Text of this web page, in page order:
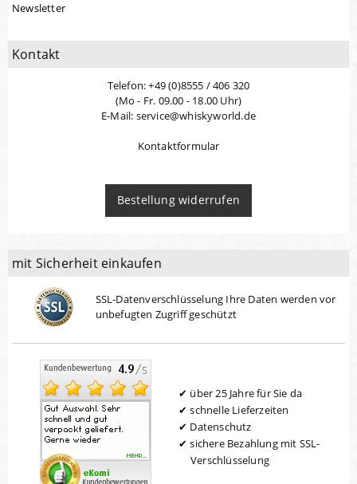
Newsletter
Kontakt
Telefon: +49 (0)8555 / 406 320
(Mo - Fr. 09.00 - 18.00 Uhr)
E-Mail: service@whiskyworld.de
Kontaktformular
Bestellung widerrufen
mit Sicherheit einkaufen
SSL-Datenverschlüsselung Ihre Daten werden vor
unbefugten Zugriff geschützt
über 25 Jahre für Sie da
schnelle Lieferzeiten
Datenschutz
sichere Bezahlung mit SSL-
Verschlüsselung